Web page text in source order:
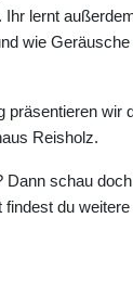
lernt
wie
präsentieren wir
Reisholz.
Dann schau
du weitere